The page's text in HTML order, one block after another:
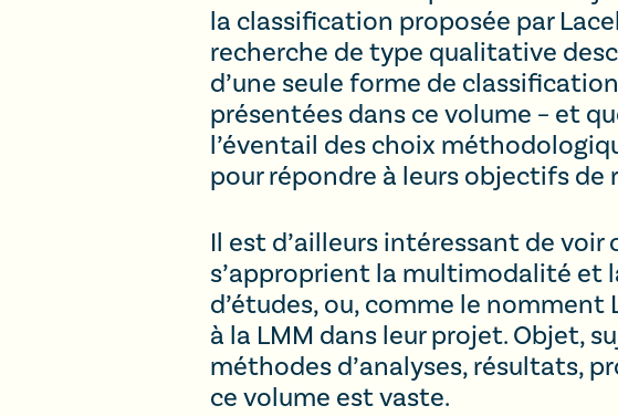
la classification proposée par
recherche de type qualitative
d’une seule forme de
présentées dans ce volume – et
l’éventail des choix
pour répondre à leurs objectifs
Il est d’ailleurs intéressant de
s’approprient la multimodalité et
d’études, ou, comme le nomment
à la LMM dans leur projet. Objet,
méthodes d’analyses, résultats,
ce volume est vaste.